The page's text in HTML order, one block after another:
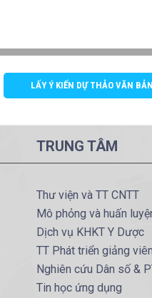
LẤY Ý KIẾN DỰ THẢO VĂN
TRUNG TÂM
Thư viện và TT CNTT
Mô phỏng và huấn
Dịch vụ KHKT Y Dược
TT Phát triển giảng
Nghiên cứu Dân số &
Tin học ứng dụng